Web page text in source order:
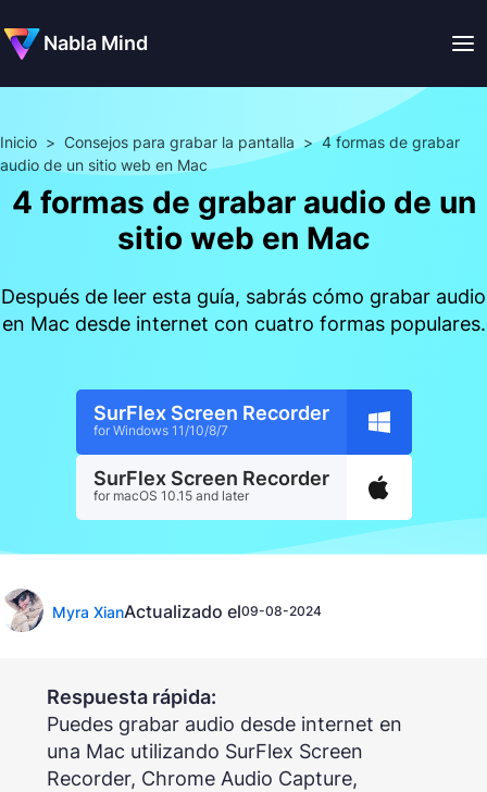
Nabla Mind
Inicio > Consejos para grabar la pantalla > 4 formas de grabar
audio de un sitio web en Mac
4 formas de grabar audio de un
sitio web en Mac
Después de leer esta guía, sabrás cómo grabar audio
en Mac desde internet con cuatro formas populares.
SurFlex Screen Recorder
for Windows 11/10/8/7
SurFlex Screen Recorder
for macOS 10.15 and later
Myra XianActualizado el09-08-2024
Respuesta rápida:
Puedes grabar audio desde internet en
una Mac utilizando SurFlex Screen
Recorder, Chrome Audio Capture,